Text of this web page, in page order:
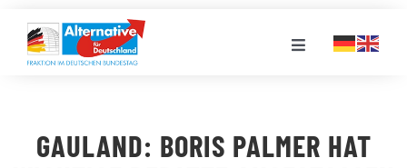
Inhalt
springen
Toggle
LANDESGRUPPEN
GAULAND: BORIS PALMER HAT